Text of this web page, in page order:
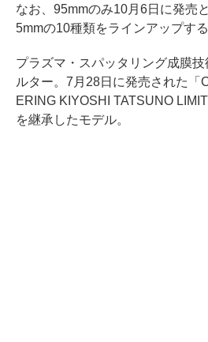
なお、95mmのみ10月6日に発売
5mmの10種類をラインアップする
プラズマ・スパッタリング成膜
ルター。7月28日に発売された「
ERING KIYOSHI TATSUNO
を継承したモデル。